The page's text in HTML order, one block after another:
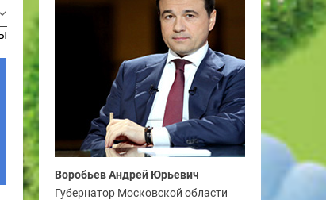
Воробьев Андрей Юрьевич
Губернатор Московской области